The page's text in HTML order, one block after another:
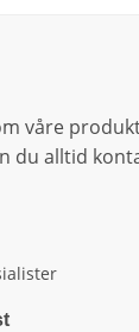
våre
du alltid